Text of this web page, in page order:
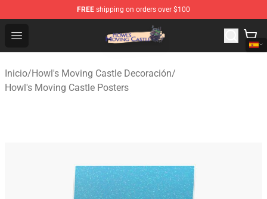
FREE shipping on orders over $100
Open menu
Howl's Moving Castle Store - Official Howl's Moving
Inicio/Howl's Moving Castle Decoración/
Howl's Moving Castle Posters